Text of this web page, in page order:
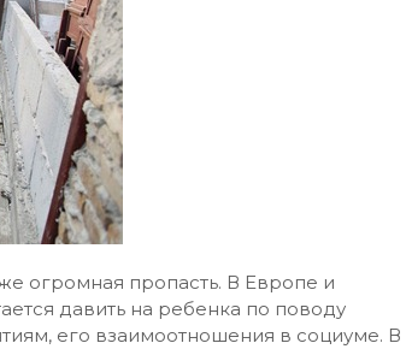
огромная пропасть. В Европе и
давить на ребенка по поводу
его взаимоотношения в социуме. В